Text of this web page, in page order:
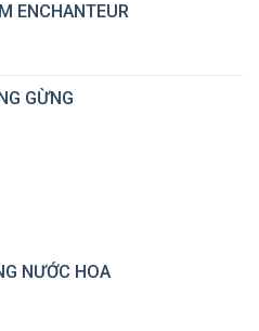
ENCHANTEUR
GỪNG
NƯỚC HOA